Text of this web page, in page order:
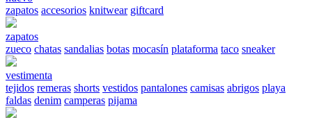
zapatos accesorios knitwear giftcard
zapatos
zueco chatas sandalias botas mocasín plataforma taco sneaker
vestimenta
tejidos remeras shorts vestidos pantalones camisas abrigos playa
faldas denim camperas pijama